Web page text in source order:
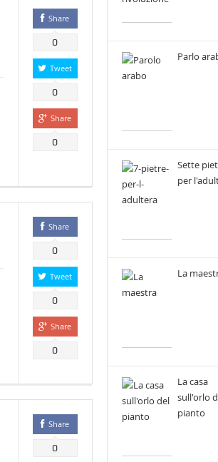
Share
0
Tweet
0
Share
0
Share
0
Tweet
0
Share
0
Share
0
Parlo
Sette
per
La
La casa
sull'orlo
pianto